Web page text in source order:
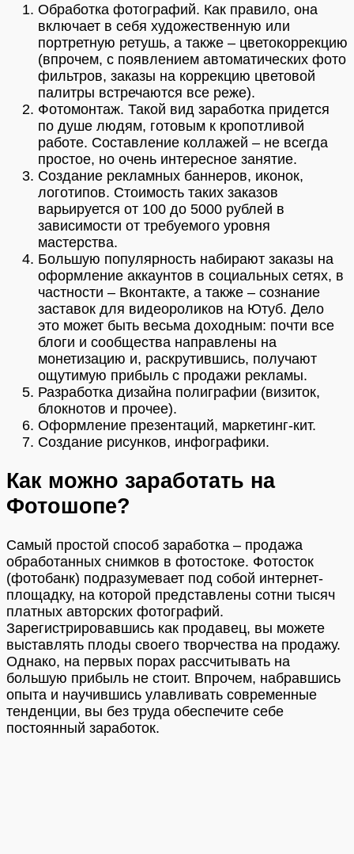
Обработка фотографий. Как правило, она
включает в себя художественную или
портретную ретушь, а также – цветокоррекцию
(впрочем, с появлением автоматических фото
фильтров, заказы на коррекцию цветовой
палитры встречаются все реже).
Фотомонтаж. Такой вид заработка придется
по душе людям, готовым к кропотливой
работе. Составление коллажей – не всегда
простое, но очень интересное занятие.
Создание рекламных баннеров, иконок,
логотипов. Стоимость таких заказов
варьируется от 100 до 5000 рублей в
зависимости от требуемого уровня
мастерства.
Большую популярность набирают заказы на
оформление аккаунтов в социальных сетях, в
частности – Вконтакте, а также – сознание
заставок для видеороликов на Ютуб. Дело
это может быть весьма доходным: почти все
блоги и сообщества направлены на
монетизацию и, раскрутившись, получают
ощутимую прибыль с продажи рекламы.
Разработка дизайна полиграфии (визиток,
блокнотов и прочее).
Оформление презентаций, маркетинг-кит.
Создание рисунков, инфографики.
Как можно заработать на
Фотошопе?
Самый простой способ заработка – продажа
обработанных снимков в фотостоке. Фотосток
(фотобанк) подразумевает под собой интернет-
площадку, на которой представлены сотни тысяч
платных авторских фотографий.
Зарегистрировавшись как продавец, вы можете
выставлять плоды своего творчества на продажу.
Однако, на первых порах рассчитывать на
большую прибыль не стоит. Впрочем, набравшись
опыта и научившись улавливать современные
тенденции, вы без труда обеспечите себе
постоянный заработок.